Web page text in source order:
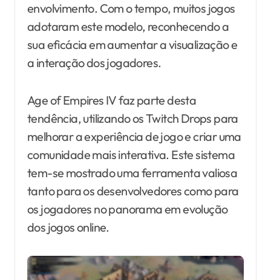
envolvimento. Com o tempo, muitos jogos
adotaram este modelo, reconhecendo a
sua eficácia em aumentar a visualização e
a interação dos jogadores.
Age of Empires IV faz parte desta
tendência, utilizando os Twitch Drops para
melhorar a experiência de jogo e criar uma
comunidade mais interativa. Este sistema
tem-se mostrado uma ferramenta valiosa
tanto para os desenvolvedores como para
os jogadores no panorama em evolução
dos jogos online.